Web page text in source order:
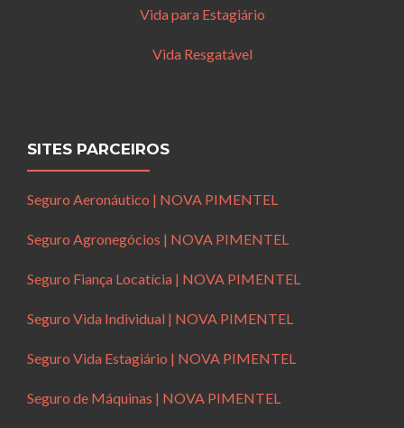
Vida para Estagiário
Vida Resgatável
SITES PARCEIROS
Seguro Aeronáutico | NOVA PIMENTEL
Seguro Agronegócios | NOVA PIMENTEL
Seguro Fiança Locatícia | NOVA PIMENTEL
Seguro Vida Individual | NOVA PIMENTEL
Seguro Vida Estagiário | NOVA PIMENTEL
Seguro de Máquinas | NOVA PIMENTEL